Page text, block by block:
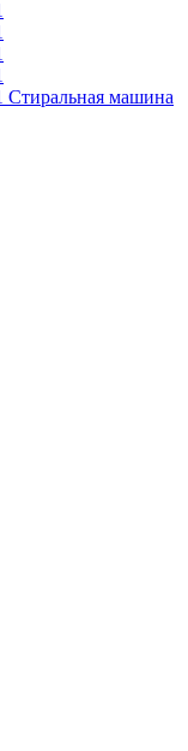
Стиральная машина